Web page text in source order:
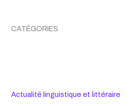
CATÉGORIES
Actualité linguistique et littéraire